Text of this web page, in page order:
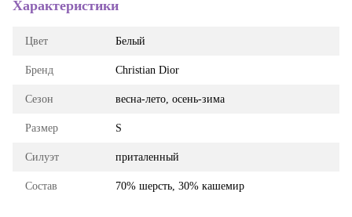
Характеристики
Цвет Белый
Бренд Christian Dior
Сезон весна-лето, осень-зима
Размер S
Силуэт приталенный
Состав 70% шерсть, 30% кашемир